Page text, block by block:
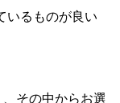
いるものが良い
その中からお選